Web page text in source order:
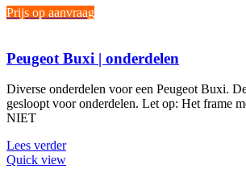
Prijs op aanvraag
Peugeot Buxi | onderdelen
Diverse onderdelen voor een Peugeot Buxi.
gesloopt voor onderdelen. Let op: Het frame
NIET
Lees verder
Quick view